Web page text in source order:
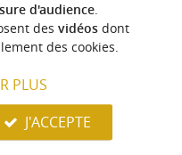
n
o
t
r
e
c
o
u
p
d
e
c
o
e
u
r
d'audience.
des vidéosdont
des cookies.
PLUS
J'ACCEPTE